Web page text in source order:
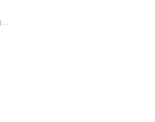
水泊梁山在宋江等故去后所剩余的三十二位好汉，通过种种不同的遭遇，重新聚合在一起，最终因北宋沦亡，避地海外，开基立业，李俊称王暹罗。书中对《水浒传》里涉及的各类人物，也都善有善报，恶有恶报，一一给予归宿，和前传一样，作者把全部同情都倾注在...